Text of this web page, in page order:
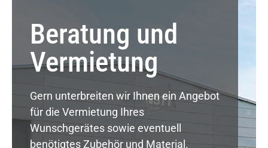
Beratung und
Vermietung
Gern unterbreiten wir Ihnen ein Angebot
für die Vermietung Ihres
Wunschgerätes sowie eventuell
benötigtes Zubehör und Material.